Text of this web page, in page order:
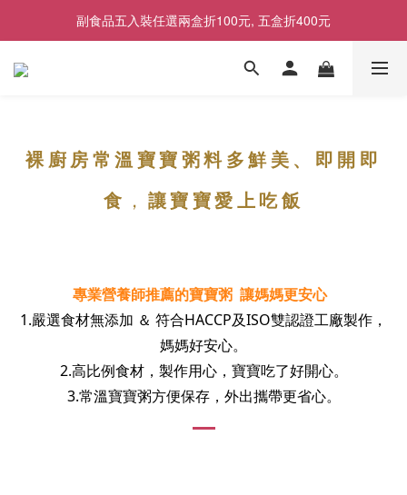
8/1起會員制度調整，升級條件更新
副食品五入裝任選兩盒折100元, 五盒折400元
8/1起會員制度調整，升級條件更新
裸廚房常溫寶寶粥料多鮮美、即開即
食 ， 讓寶寶愛上吃飯
專業營養師推薦的寶寶粥 讓媽媽更安心
1.嚴選食材無添加 ＆ 符合HACCP及ISO雙認證工廠製作，
媽媽好安心。
2.高比例食材，製作用心，寶寶吃了好開心。
3.常溫寶寶粥方便保存，外出攜帶更省心。